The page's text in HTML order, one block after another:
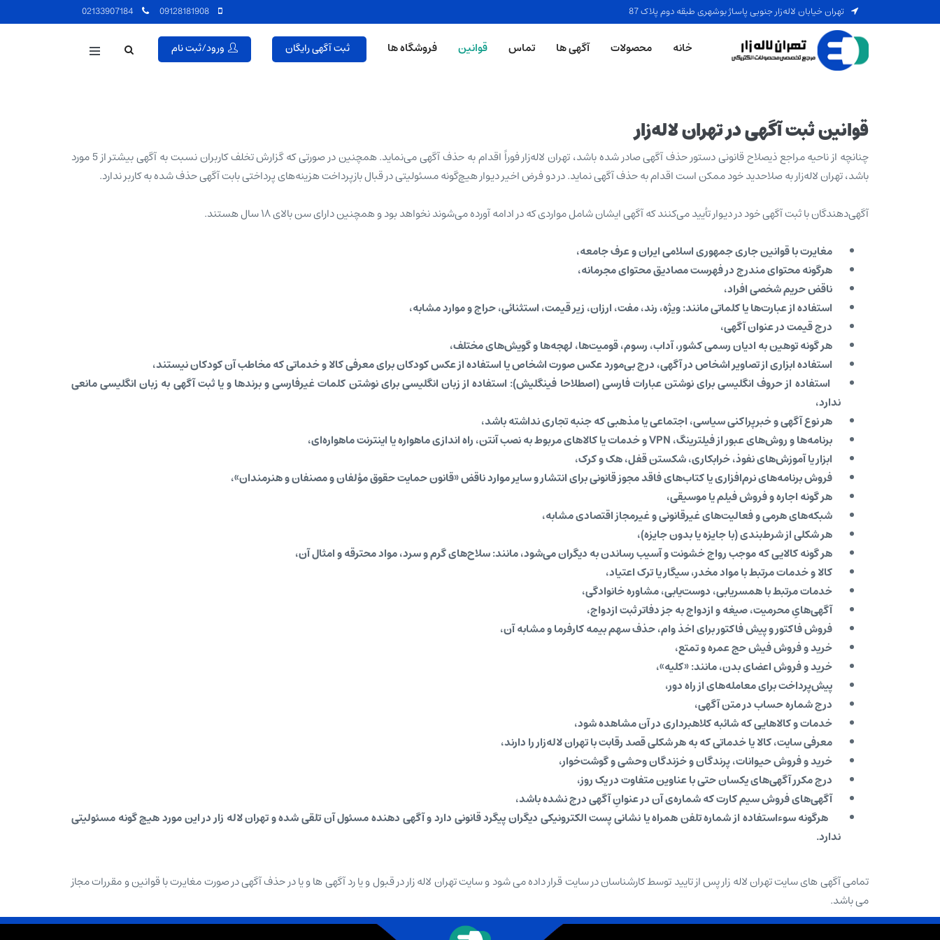
تهران خیابان لالەزار جنوبی پاساژ بوشهری طبقه دوم پلاک 87 02133907184 09128181908
خانه محصولات آگهی ها تماس قوانین فروشگاه ها ثبت آگهی رایگان ورود/ثبت نام
قوانین ثبت آگهی در تهران لالەزار
چنانچه از ناحیه مراجع ذیصلاح قانونی دستور حذف آگهی صادر شده باشد، تهران لالەزار فوراً اقدام به حذف آگهی می‌نماید. همچنین در صورتی که گزارش تخلف کاربران نسبت به آگهی بیشتر از 5 مورد
باشد، تهران لالەزار به صلاحدید خود ممکن است اقدام به حذف آگهی نماید. در دو فرض اخیر دیوار هیچ‌گونه مسئولیتی در قبال بازپرداخت هزینه‌های پرداختی بابت آگهی حذف شده به کاربر ندارد.
آگهی‌دهندگان با ثبت آگهی خود در دیوار تأیید می‌کنند که آگهی ایشان شامل مواردی که در ادامه آورده می‌شوند نخواهد بود و همچنین دارای سن بالای ۱۸ سال هستند.
مغایرت با قوانین جاری جمهوری اسلامی ایران و عرف جامعه،
هرگونه محتوای مندرج در فهرست مصادیق محتوای مجرمانه،
ناقض حریم شخصی افراد،
استفاده از عبارت‌ها یا کلماتی مانند: ویژه، رند، مفت، ارزان، زیر قیمت، استثنائی، حراج و موارد مشابه،
درج قیمت در عنوان آگهی،
هر گونه توهین به ادیان رسمی کشور، آداب، رسوم، قومیت‌ها، لهجه‌ها و گویش‌های مختلف،
استفاده ابزاری از تصاویر اشخاص در آگهی، درج بی‌مورد عکس صورت اشخاص یا استفاده از عکس کودکان برای معرفی کالا و خدماتی که مخاطب آن کودکان نیستند،
استفاده از حروف انگلیسی برای نوشتن عبارات فارسی (اصطلاحا فینگلیش): استفاده از زبان انگلیسی برای نوشتن کلمات غیرفارسی و برندها و یا ثبت آگهی به زبان انگلیسی مانعی
ندارد،
هر نوع آگهی و خبرپراکنی سیاسی، اجتماعی یا مذهبی که جنبه تجاری نداشته باشد،
برنامه‌ها و روش‌های عبور از فیلترینگ، VPN و خدمات یا کالاهای مربوط به نصب آنتن، راه اندازی ماهواره یا اینترنت ماهواره‌ای،
ابزار یا آموزش‌های نفوذ، خرابکاری، شکستن قفل، هک و کرک،
فروش برنامه‌های نرم‌افزاری یا کتاب‌های فاقد مجوز قانونی برای انتشار و سایر موارد ناقض «قانون حمایت حقوق مؤلفان و مصنفان و هنرمندان»،
هر گونه اجاره و فروش فیلم یا موسیقی،
شبکه‌های هرمی و فعالیت‌های غیرقانونی و غیرمجاز اقتصادی مشابه،
هر شکلی از شرط‌بندی (با جایزه یا بدون جایزه)،
هر گونه کالایی که موجب رواج خشونت و آسیب رساندن به دیگران می‌شود، مانند: سلاح‌های گرم و سرد، مواد محترقه و امثال آن،
کالا و خدمات مرتبط با مواد مخدر، سیگار یا ترک اعتیاد،
خدمات مرتبط با همسریابی، دوست‌یابی، مشاوره خانوادگی،
آگهی‌هایِ محرمیت، صیغه و ازدواج به جز دفاتر ثبت ازدواج،
فروش فاکتور و پیش فاکتور برای اخذ وام، حذف سهم بیمه کارفرما و مشابه آن،
خرید و فروش فیش حج عمره و تمتع،
خرید و فروش اعضای بدن، مانند:‌ «کلیه»،
پیش‌پرداخت برای معامله‌های از راه دور،
درج شماره حساب در متن آگهی،
خدمات و کالاهایی که شائبه کلاهبرداری در آن مشاهده شود،
معرفی سایت‌، کالا یا خدماتی که به هر شکلی قصد رقابت با تهران لالەزار را دارند،
خرید و فروش حیوانات، پرندگان و خزندگان وحشی و گوشت‌خوار،
درج مکرر آگهی‌‌های یکسان حتی با عناوین متفاوت در یک روز،
آگهی‌های فروش سیم کارت که شماره­‌ی آن در عنوانِ آگهی درج نشده باشد،
هرگونه سوءاستفاده از شماره تلفن همراه یا نشانی پست الکترونیکی دیگران پیگرد قانونی دارد و آگهی دهنده مسئول آن تلقی شده و تهران لاله زار در این مورد هیچ گونه مسئولیتی
ندارد.
تمامی آگهی های سایت تهران لاله زار پس از تایید توسط کارشناسان در سایت قرار داده می شود و سایت تهران لاله زار در قبول و یا رد آگهی ها و یا در حذف آگهی در صورت مغایرت با قوانین و مقررات مجاز
می باشد.